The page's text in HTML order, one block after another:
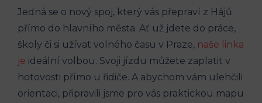
Jedná se o nový spoj, který vás ⁤přepraví z Hájů
přímo do hlavního‌ města. ​Ať už jdete‌ do práce,
školy či si užívat⁢ volného času v⁢ Praze, naše linka
‌je ideální volbou. ‍Svoji jízdu můžete zaplatit ⁣v
hotovosti přímo u řidiče. A abychom vám ulehčili
⁢orientaci, připravili jsme pro vás praktickou mapu